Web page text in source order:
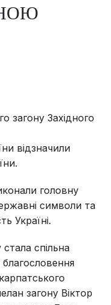
загону Західного
відзначили
головну
символи та
Україні.
спільна
загону Віктор